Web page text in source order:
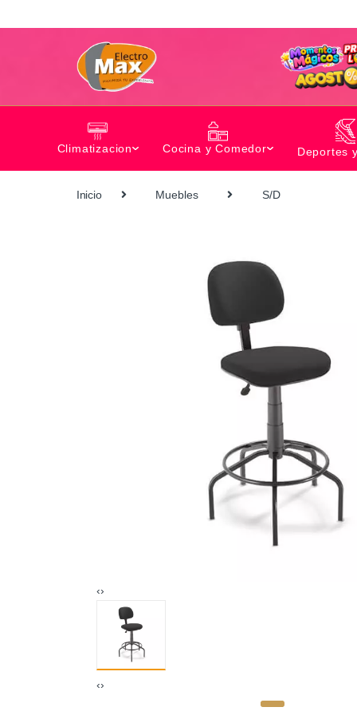
Climatizacion Cocina y Comedor Deportes
Inicio Muebles S/D
‹›
‹›